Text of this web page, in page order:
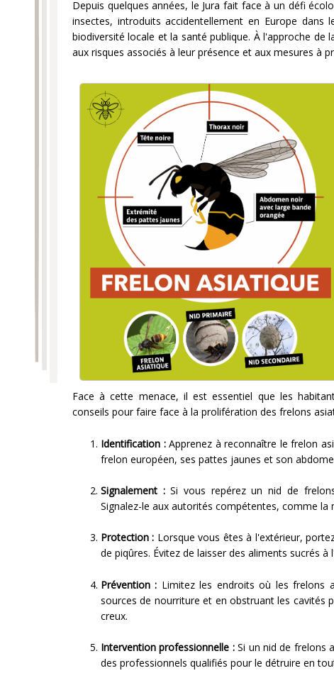
Depuis quelques années, le Jura fait face à un défi
insectes, introduits accidentellement en Europe
biodiversité locale et la santé publique. À l'approche de
aux risques associés à leur présence et aux mesures à
Face à cette menace, il est essentiel que les
conseils pour faire face à la prolifération des frelons
Identification :Apprenez à reconnaître le frelon
frelon européen, ses pattes jaunes et son
Signalement :Si vous repérez un nid de
Signalez-le aux autorités compétentes, comme la
Protection : Lorsque vous êtes à l'extérieur,
de piqûres. Évitez de laisser des aliments sucrés
Prévention : Limitez les endroits où les frelons
sources de nourriture et en obstruant les cavités
creux.
Intervention professionnelle :Si un nid de frelons
des professionnels qualifiés pour le détruire en